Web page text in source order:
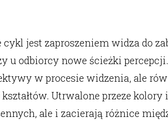
jest zaproszeniem widza do
u odbiorcy nowe ścieżki
w procesie widzenia, ale
Utrwalone przeze
ale i zacierają różnice